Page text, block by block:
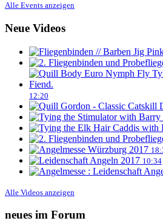
Alle Events anzeigen
Neue Videos
12:20
10:34
Alle Videos anzeigen
neues im Forum